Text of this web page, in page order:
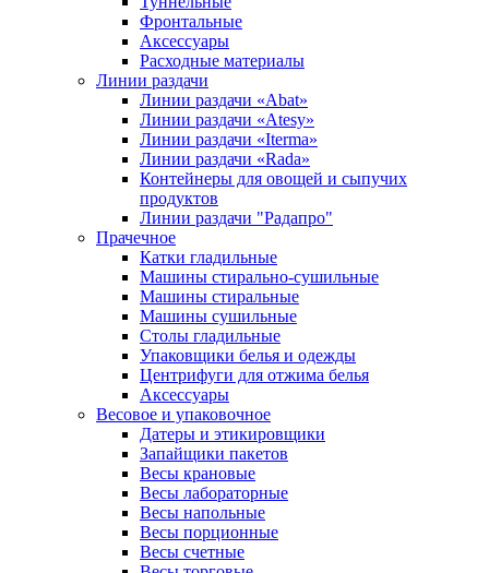
Фронтальные
Аксессуары
Расходные материалы
Линии раздачи
Линии раздачи «Abat»
Линии раздачи «Atesy»
Линии раздачи «Iterma»
Линии раздачи «Rada»
Контейнеры для овощей и сыпучих
продуктов
Линии раздачи "Радапро"
Прачечное
Катки гладильные
Машины стирально-сушильные
Машины стиральные
Машины сушильные
Столы гладильные
Упаковщики белья и одежды
Центрифуги для отжима белья
Аксессуары
Весовое и упаковочное
Датеры и этикировщики
Запайщики пакетов
Весы крановые
Весы лабораторные
Весы напольные
Весы порционные
Весы счетные